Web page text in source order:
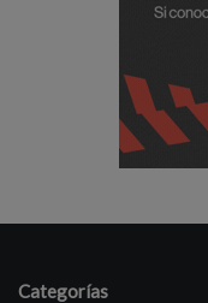
Categorías